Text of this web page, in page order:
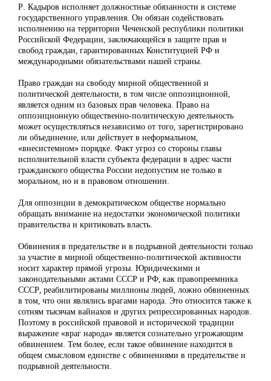
Р. Кадыров исполняет должностные обязанности в системе
государственного управления. Он обязан содействовать
исполнению на территории Чеченской республики политики
Российской Федерации, заключающейся в защите прав и
свобод граждан, гарантированных Конституцией РФ и
международными обязательствами нашей страны.
Право граждан на свободу мирной общественной и
политической деятельности, в том числе оппозиционной,
является одним из базовых прав человека. Право на
оппозиционную общественно-политическую деятельность
может осуществляться независимо от того, зарегистрировано
ли объединение, или действует в неформальном,
«внесистемном» порядке. Факт угроз со стороны главы
исполнительной власти субъекта федерации в адрес части
гражданского общества России недопустим не только в
моральном, но и в правовом отношении.
Для оппозиции в демократическом обществе нормально
обращать внимание на недостатки экономической политики
правительства и критиковать власть.
Обвинения в предательстве и в подрывной деятельности только
за участие в мирной общественно-политической активности
носит характер прямой угрозы. Юридическими и
законодательными актами СССР и РФ, как правопреемника
СССР, реабилитированы миллионы людей, ложно обвиненных
в том, что они являлись врагами народа. Это относится также к
сотням тысячам вайнахов и других репрессированных народов.
Поэтому в российской правовой и исторической традиции
выражение «враг народа» является сознательно угрожающим
обвинением. Тем более, если такое обвинение находится в
общем смысловом единстве с обвинениями в предательстве и
подрывной деятельности.